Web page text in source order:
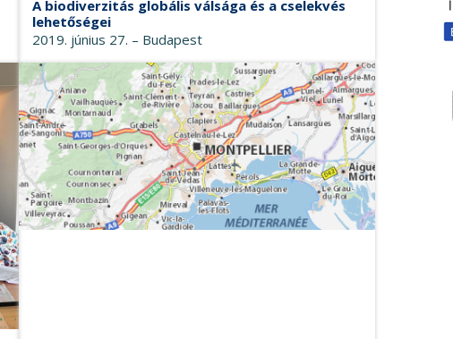
A biodiverzitás globális válsága és a cselekvés
lehetőségei
2019. június 27. – Budapest